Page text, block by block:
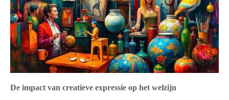
De impact van creatieve expressie op het welzijn